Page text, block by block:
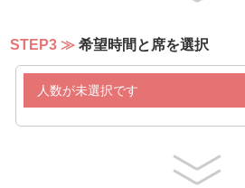
STEP3 希望時間と席を選択
人数が未選択です